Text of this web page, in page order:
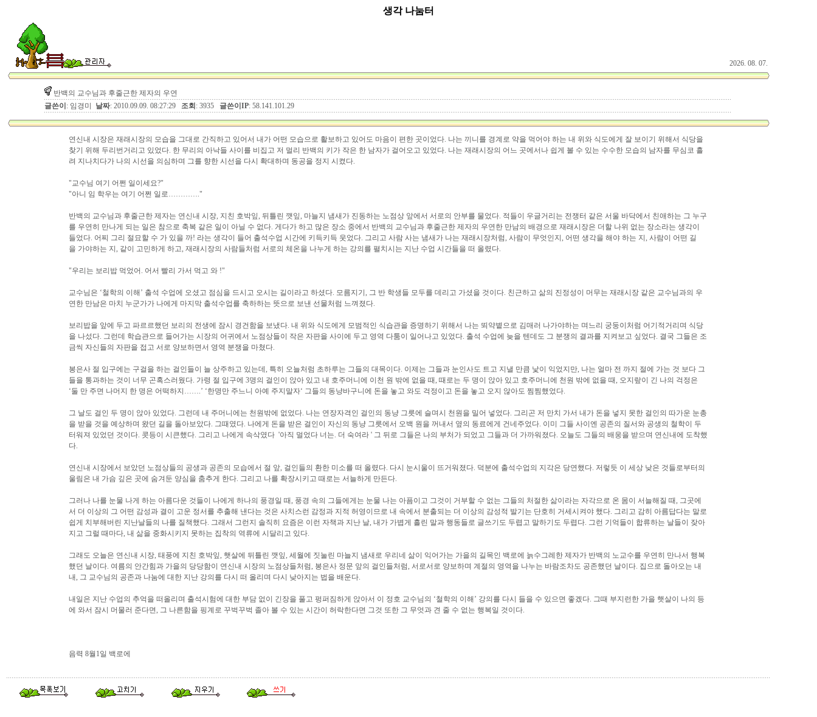
생각 나눔터
2026. 08. 07.
반백의 교수님과 후줄근한 제자의 우연
글쓴이 : 임경미 날짜: 2010.09.09. 08:27:29 조회 : 3935 글쓴이IP: 58.141.101.29
연신내 시장은 재래시장의 모습을 그대로 간직하고 있어서 내가 어떤 모습으로 활보하고 있어도 마음이 편한 곳이었다. 나는 끼니를 경계로 약을 먹어야 하는 내 위와 식도에게 잘 보이기 위해서 식당을
찾기 위해 두리번거리고 있었다. 한 무리의 아낙들 사이를 비집고 저 멀리 반백의 키가 작은 한 남자가 걸어오고 있었다. 나는 재래시장의 어느 곳에서나 쉽게 볼 수 있는 수수한 모습의 남자를 무심코 흘
려 지나치다가 나의 시선을 의심하며 그를 향한 시선을 다시 확대하며 동공을 정지 시켰다.
"교수님 여기 어쩐 일이세요?"
"아니 임 학우는 여기 어쩐 일로…………."
반백의 교수님과 후줄근한 제자는 연신내 시장, 지친 호박잎, 뒤틀린 깻잎, 마늘지 냄새가 진동하는 노점상 앞에서 서로의 안부를 물었다. 적들이 우글거리는 전쟁터 같은 서울 바닥에서 친애하는 그 누구
를 우연히 만나게 되는 일은 참으로 축복 같은 일이 아닐 수 없다. 게다가 하고 많은 장소 중에서 반백의 교수님과 후줄근한 제자의 우연한 만남의 배경으로 재래시장은 더할 나위 없는 장소라는 생각이
들었다. 어찌 그리 절묘할 수 가 있을 까! 라는 생각이 들어 출석수업 시간에 키득키득 웃었다. 그리고 사람 사는 냄새가 나는 재래시장처럼, 사람이 무엇인지, 어떤 생각을 해야 하는 지, 사람이 어떤 길
을 가야하는 지, 같이 고민하게 하고, 재래시장의 사람들처럼 서로의 체온을 나누게 하는 강의를 펼치시는 지난 수업 시간들을 떠 올렸다.
"우리는 보리밥 먹었어. 어서 빨리 가서 먹고 와 !"
교수님은 ‘철학의 이해’ 출석 수업에 오셨고 점심을 드시고 오시는 길이라고 하셨다. 모름지기, 그 반 학생들 모두를 데리고 가셨을 것이다. 친근하고 삶의 진정성이 머무는 재래시장 같은 교수님과의 우
연한 만남은 마치 누군가가 나에게 마지막 출석수업를 축하하는 뜻으로 보낸 선물처럼 느껴졌다.
보리밥을 앞에 두고 파르르했던 보리의 전생에 잠시 경건함을 보냈다. 내 위와 식도에게 모범적인 식습관을 증명하기 위해서 나는 뙤약볕으로 김매러 나가야하는 며느리 궁둥이처럼 어기적거리며 식당
을 나섰다. 그런데 학습관으로 들어가는 시장의 어귀에서 노점상들이 작은 자판을 사이에 두고 영역 다툼이 일어나고 있었다. 출석 수업에 늦을 텐데도 그 분쟁의 결과를 지켜보고 싶었다. 결국 그들은 조
금씩 자신들의 자판을 접고 서로 양보하면서 영역 분쟁을 마쳤다.
봉은사 절 입구에는 구걸을 하는 걸인들이 늘 상주하고 있는데, 특히 오늘처럼 초하루는 그들의 대목이다. 이제는 그들과 눈인사도 트고 지낼 만큼 낯이 익었지만, 나는 얼마 전 까지 절에 가는 것 보다 그
들을 통과하는 것이 너무 곤혹스러웠다. 가령 절 입구에 3명의 걸인이 앉아 있고 내 호주머니에 이천 원 밖에 없을 때, 때로는 두 명이 앉아 있고 호주머니에 천원 밖에 없을 때, 오지랖이 긴 나의 걱정은
‘둘 만 주면 나머지 한 명은 어떡하지…….’ ‘한명만 주느니 아예 주지말자‘ 그들의 동냥바구니에 돈을 놓고 와도 걱정이고 돈을 놓고 오지 않아도 찜찜했었다.
그 날도 걸인 두 명이 앉아 있었다. 그런데 내 주머니에는 천원밖에 없었다. 나는 연장자격인 걸인의 동냥 그릇에 슬며시 천원을 밀어 넣었다. 그리곤 저 만치 가서 내가 돈을 넣지 못한 걸인의 따가운 눈총
을 받을 것을 예상하며 왔던 길을 돌아보았다. 그때였다. 나에게 돈을 받은 걸인이 자신의 동냥 그릇에서 오백 원을 꺼내서 옆의 동료에게 건네주었다. 이미 그들 사이엔 공존의 질서와 공생의 철학이 두
터워져 있었던 것이다. 콧등이 시큰했다. 그리고 나에게 속삭였다 '아직 멀었다 너는. 더 숙여라 ' 그 뒤로 그들은 나의 부처가 되었고 그들과 더 가까워졌다. 오늘도 그들의 배웅을 받으며 연신내에 도착했
다.
연신내 시장에서 보았던 노점상들의 공생과 공존의 모습에서 절 앞, 걸인들의 환한 미소를 떠 올렸다. 다시 눈시울이 뜨거워졌다. 덕분에 출석수업의 지각은 당연했다. 저렇듯 이 세상 낮은 것들로부터의
울림은 내 가슴 깊은 곳에 숨겨둔 양심을 춤추게 한다. 그리고 나를 확장시키고 때로는 서늘하게 만든다.
그러나 나를 눈물 나게 하는 아름다운 것들이 나에게 하나의 풍경일 때, 풍경 속의 그들에게는 눈물 나는 아픔이고 그것이 거부할 수 없는 그들의 처절한 삶이라는 자각으로 온 몸이 서늘해질 때, 그곳에
서 더 이상의 그 어떤 감성과 결이 고운 정서를 추출해 낸다는 것은 사치스런 감정과 지적 허영이므로 내 속에서 분출되는 더 이상의 감성적 발기는 단호히 거세시켜야 했다. 그리고 감히 아름답다는 말로
쉽게 치부해버린 지난날들의 나를 질책했다. 그래서 그런지 솔직히 요즘은 이런 자책과 지난 날, 내가 가볍게 흘린 말과 행동들로 글쓰기도 두렵고 말하기도 두렵다. 그런 기억들이 합류하는 날들이 잦아
지고 그럴 때마다, 내 삶을 중화시키지 못하는 집착의 역류에 시달리고 있다.
그래도 오늘은 연신내 시장, 태풍에 지친 호박잎, 햇살에 뒤틀린 깻잎, 세월에 짓눌린 마늘지 냄새로 우리네 삶이 익어가는 가을의 길목인 백로에 늙수그레한 제자가 반백의 노교수를 우연히 만나서 행복
했던 날이다. 여름의 안간힘과 가을의 당당함이 연신내 시장의 노점상들처럼, 봉은사 정문 앞의 걸인들처럼, 서로서로 양보하며 계절의 영역을 나누는 바람조차도 공존했던 날이다. 집으로 돌아오는 내
내, 그 교수님의 공존과 나눔에 대한 지난 강의를 다시 떠 올리며 다시 낮아지는 법을 배운다.
내일은 지난 수업의 추억을 떠올리며 출석시험에 대한 부담 없이 긴장을 풀고 펑퍼짐하게 앉아서 이 정호 교수님의 ‘철학의 이해’ 강의를 다시 들을 수 있으면 좋겠다. 그때 부지런한 가을 햇살이 나의 등
에 와서 잠시 머물러 준다면, 그 나른함을 핑계로 꾸벅꾸벅 졸아 볼 수 있는 시간이 허락한다면 그것 또한 그 무엇과 견 줄 수 없는 행복일 것이다.
음력 8월1일 백로에